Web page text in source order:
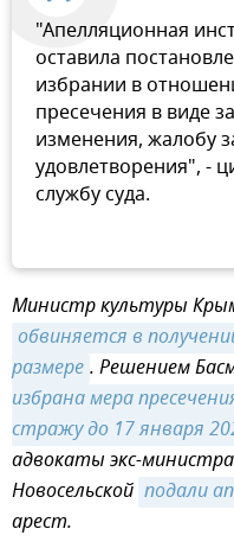
"Апелляционная
оставила
избрании в
пресечения в виде
изменения, жалобу
удовлетворения", -
службу суда.
Министр культуры
обвиняется в
размере. Решением
избрана мера
стражу до 17 января
адвокаты экс-
Новосельской подали
арест.